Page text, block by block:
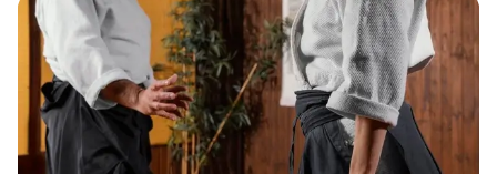
Atos Jiu-Jitsu School Barcelona
Gracie Barra Barcelona
KALMMA Fight Club
Centro de Alto Rendimiento Sant Cugat
Sevilla Fight Center
Splinters Jiu-Jitsu & MMA